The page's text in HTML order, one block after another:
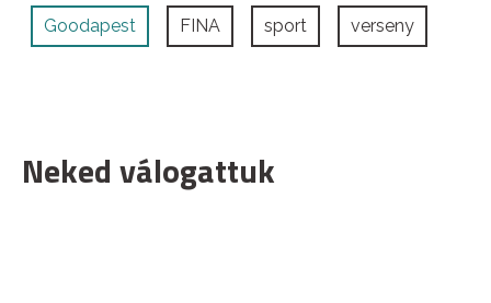
Goodapest FINA sport verseny
Neked válogattuk